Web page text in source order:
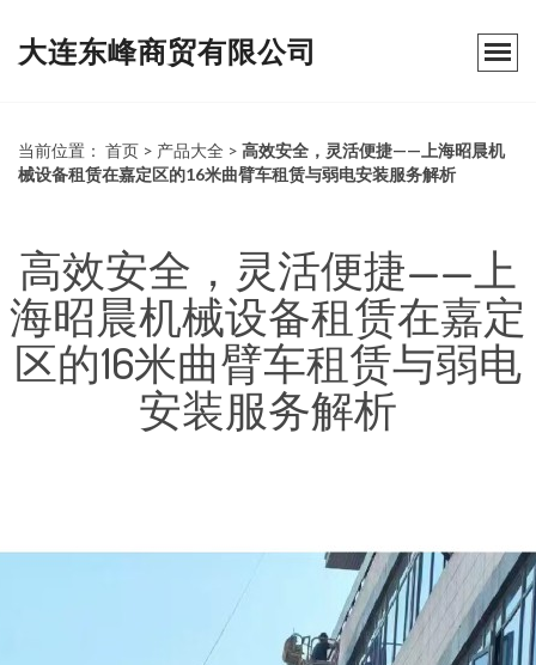
大连东峰商贸有限公司
当前位置： 首页 > 产品大全 > 高效安全，灵活便捷——上海昭晨机
械设备租赁在嘉定区的16米曲臂车租赁与弱电安装服务解析
高效安全，灵活便捷——上
海昭晨机械设备租赁在嘉定
区的16米曲臂车租赁与弱电
安装服务解析